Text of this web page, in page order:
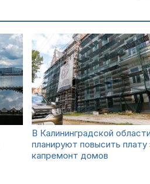
В Калининградской
планируют повысить плату
капремонт домов